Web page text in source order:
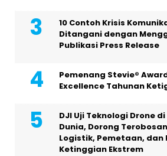
10 Contoh Krisis
Ditangani dengan
Publikasi Press Release
Pemenang Stevie®
Excellence Tahunan
DJI Uji Teknologi Drone
Dunia, Dorong
Logistik, Pemetaan, dan
Ketinggian Ekstrem